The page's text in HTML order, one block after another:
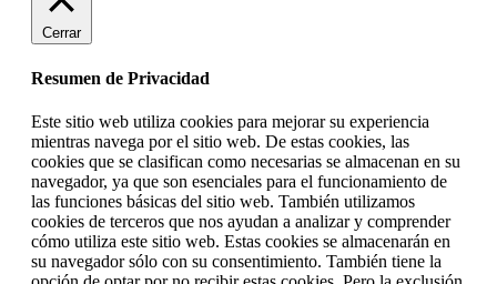
Cerrar
Resumen de Privacidad
Este sitio web utiliza cookies para mejorar su experiencia
mientras navega por el sitio web. De estas cookies, las
cookies que se clasifican como necesarias se almacenan en su
navegador, ya que son esenciales para el funcionamiento de
las funciones básicas del sitio web. También utilizamos
cookies de terceros que nos ayudan a analizar y comprender
cómo utiliza este sitio web. Estas cookies se almacenarán en
su navegador sólo con su consentimiento. También tiene la